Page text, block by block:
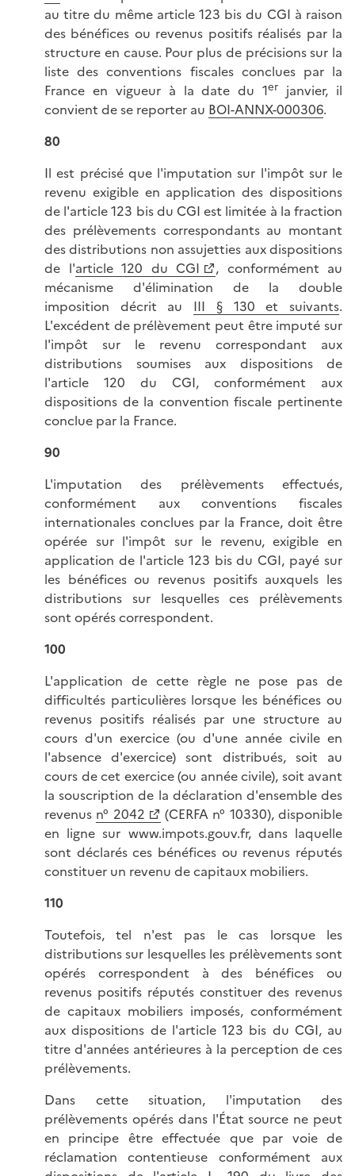
au titre du même article 123 bis du CGI à raison
des bénéfices ou revenus positifs réalisés par la
structure en cause. Pour plus de précisions sur la
liste des conventions fiscales conclues par la
France en vigueur à la date du 1er janvier, il
convient de se reporter au BOI-ANNX-000306.
80
Il est précisé que l'imputation sur l'impôt sur le
revenu exigible en application des dispositions
de l'article 123 bis du CGI est limitée à la fraction
des prélèvements correspondants au montant
des distributions non assujetties aux dispositions
de l'article 120 du CGI
, conformément au
mécanisme d'élimination de la double
imposition décrit au III § 130 et suivants.
L'excédent de prélèvement peut être imputé sur
l'impôt sur le revenu correspondant aux
distributions soumises aux dispositions de
l'article 120 du CGI, conformément aux
dispositions de la convention fiscale pertinente
conclue par la France.
90
L'imputation des prélèvements effectués,
conformément aux conventions fiscales
internationales conclues par la France, doit être
opérée sur l'impôt sur le revenu, exigible en
application de l'article 123 bis du CGI, payé sur
les bénéfices ou revenus positifs auxquels les
distributions sur lesquelles ces prélèvements
sont opérés correspondent.
100
L'application de cette règle ne pose pas de
difficultés particulières lorsque les bénéfices ou
revenus positifs réalisés par une structure au
cours d'un exercice (ou d'une année civile en
l'absence d'exercice) sont distribués, soit au
cours de cet exercice (ou année civile), soit avant
la souscription de la déclaration d'ensemble des
revenus n° 2042
(CERFA n° 10330), disponible
en ligne sur www.impots.gouv.fr, dans laquelle
sont déclarés ces bénéfices ou revenus réputés
constituer un revenu de capitaux mobiliers.
110
Toutefois, tel n'est pas le cas lorsque les
distributions sur lesquelles les prélèvements sont
opérés correspondent à des bénéfices ou
revenus positifs réputés constituer des revenus
de capitaux mobiliers imposés, conformément
aux dispositions de l'article 123 bis du CGI, au
titre d'années antérieures à la perception de ces
prélèvements.
Dans cette situation, l'imputation des
prélèvements opérés dans l'État source ne peut
en principe être effectuée que par voie de
réclamation contentieuse conformément aux